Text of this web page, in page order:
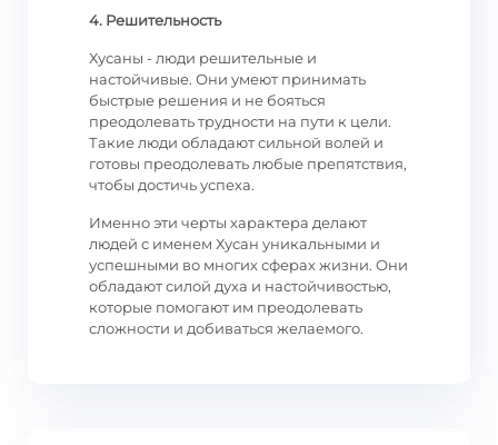
4. Решительность
Хусаны - люди решительные и
настойчивые. Они умеют принимать
быстрые решения и не бояться
преодолевать трудности на пути к цели.
Такие люди обладают сильной волей и
готовы преодолевать любые препятствия,
чтобы достичь успеха.
Именно эти черты характера делают
людей с именем Хусан уникальными и
успешными во многих сферах жизни. Они
обладают силой духа и настойчивостью,
которые помогают им преодолевать
сложности и добиваться желаемого.